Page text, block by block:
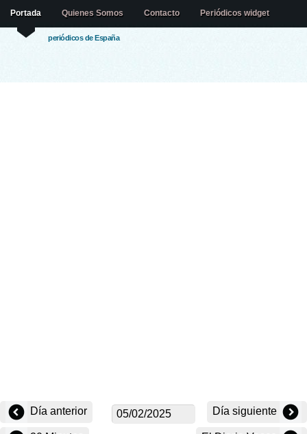
periódicos de España
Portada Quienes Somos Contacto Periódicos widget
Día anterior Día siguiente